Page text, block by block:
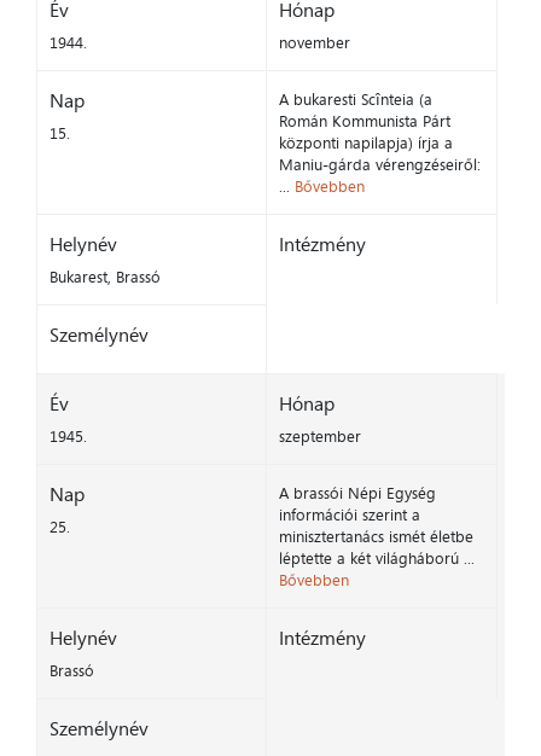
Év
1944.
Hónap
november
Nap
15.
A bukaresti Scînteia (a
Román Kommunista Párt
központi napilapja) írja a
Maniu-gárda vérengzéseiről:
... Bővebben
Helynév
Bukarest, Brassó
Intézmény
Személynév
Év
1945.
Hónap
szeptember
Nap
25.
A brassói Népi Egység
információi szerint a
minisztertanács ismét életbe
léptette a két világháború ...
Bővebben
Helynév
Brassó
Intézmény
Személynév